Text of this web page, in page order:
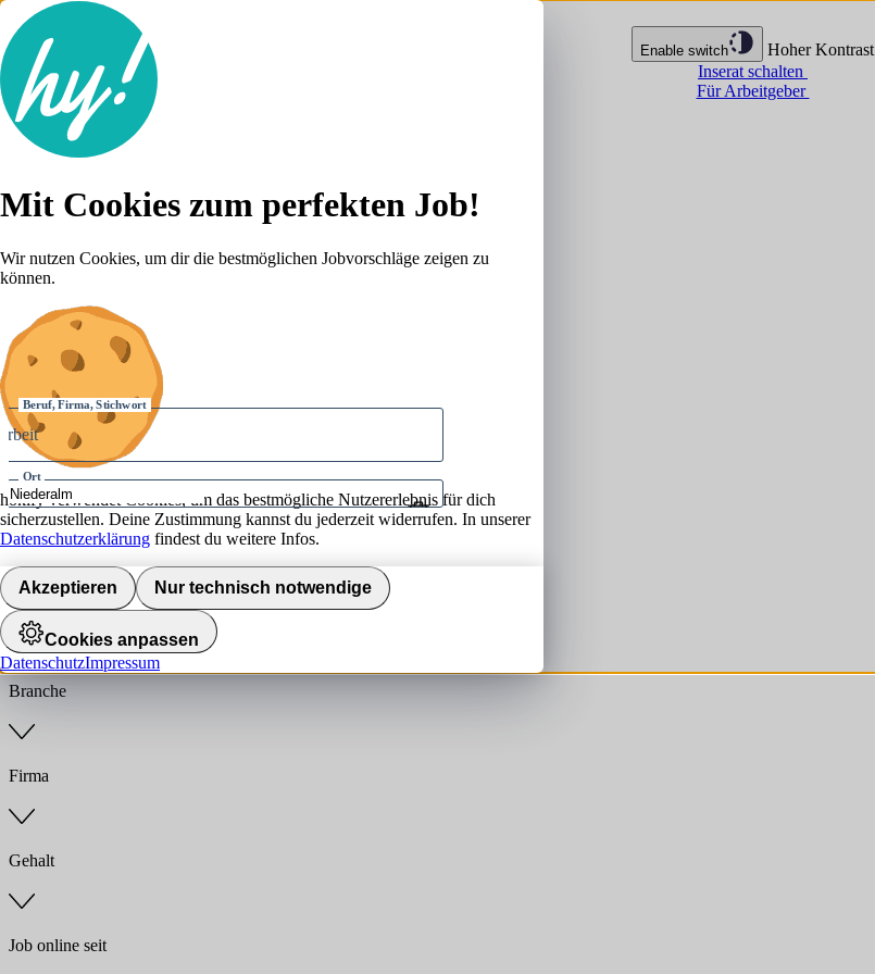
Enable switch
Hoher Kontrast
Inserat schalten
Für Arbeitgeber
Lebenslauf
Karriere-Tipps
Anmelden
Beruf, Firma, Stichwort
Ort
Umkreis
Jobs finden
Anstellungsart
Branche
Firma
Gehalt
Job online seit
Mit Cookies zum perfekten Job!
Wir nutzen Cookies, um dir die bestmöglichen Jobvorschläge zeigen zu
können.
hokify verwendet Cookies, um das bestmögliche Nutzererlebnis für dich
sicherzustellen. Deine Zustimmung kannst du jederzeit widerrufen. In unserer
Datenschutzerklärung findest du weitere Infos.
Akzeptieren Nur technisch notwendige
Cookies anpassen
DatenschutzImpressum